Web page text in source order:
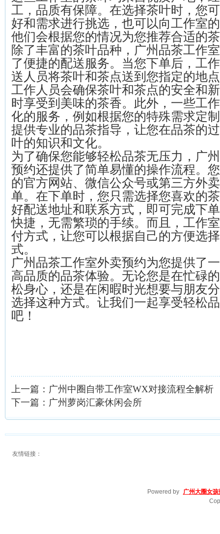
工，品质有保障。在选择茶叶时，您
好和需求进行挑选，也可以向工作室
他们会根据您的情况为您推荐合适的
除了丰富的茶叶品种，广州品茶工作
了便捷的配送服务。当您下单后，工
送人员将茶叶和茶点送到您指定的地
工作人员会确保茶叶和茶点的安全和
时享受到美味的茶香。此外，一些工
化的服务，例如根据您的特殊需求定
提供专业的品茶指导，让您在品茶的
叶的知识和文化。
为了确保您能够轻松品茶无压力，广
预约还提供了简单易懂的操作流程。
的官方网站、微信公众号或第三方外
单。在下单时，您只需选择您喜欢的
好配送地址和联系方式，即可完成下
快捷，无需繁琐的手续。而且，工作
付方式，让您可以根据自己的方便选
式。
广州品茶工作室外卖预约为您提供了
高品质的品茶体验。无论您是在忙碌
松身心，还是在闲暇时光想要与朋友
选择这种方式。让我们一起享受轻松
吧！
上一篇： 广州中圈自带工作室WX对接流程全解析
下一篇： 广州萝岗汇豪休闲会所
友情链接：
Powered by
广州大圈女孩